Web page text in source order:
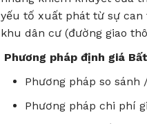
yếu tố xuất phát từ sự can
khu dân cư (đường giao
Phương pháp định giá
Phương pháp so sánh
Phương pháp chi phí